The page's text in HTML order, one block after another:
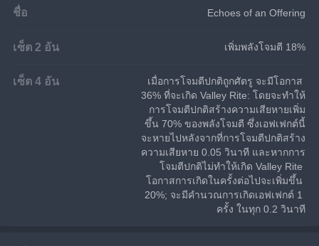
ชื่อ Echoes of an Offering
เซ็ต 2 อัน เพิ่มพลังโจมตี 18%
เซ็ต 4 อัน
เมื่อการโจมตีปกติถูกศัตรู จะมีโอกาส
36% ที่จะเกิด Valley Rite: โดยจะทำให้
การโจมตีปกติสร้างความเสียหายเพิ่ม
ขึ้น 70% ของพลังโจมตี ซึ่งเอฟเฟกต์นี้
จะหายไปหลังจากที่การโจมตีปกติสร้าง
ความเสียหาย 0.05 วินาที และหากการ
โจมตีปกติไม่ทำให้เกิด Valley Rite
โอกาสการเกิดในครั้งต่อไปจะเพิ่มขึ้น
20%; จะมีคำนวณการเกิดเอฟเฟกต์ 1
ครั้ง ในทุก 0.2 วินาที